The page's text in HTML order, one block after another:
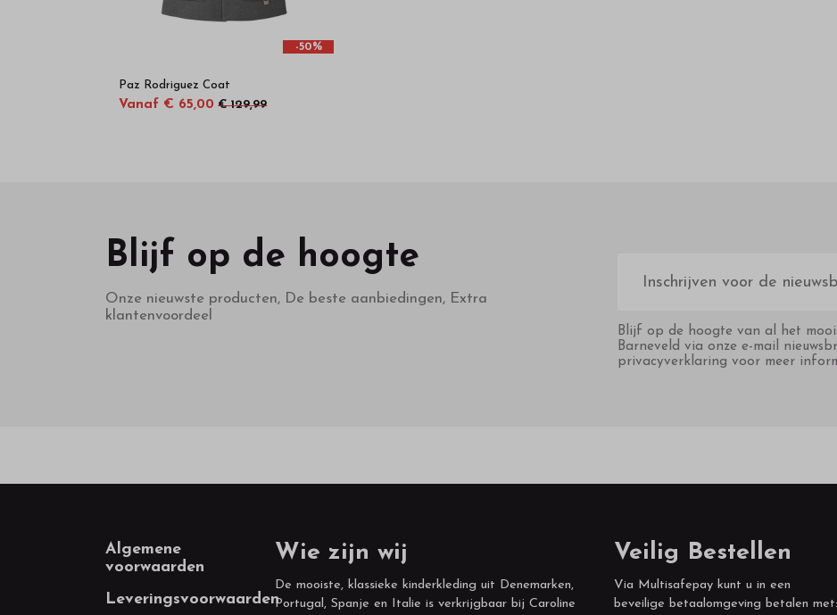
-50%
Paz Rodriguez Coat
Vanaf € 65,00 € 129,99
Blijf op de hoogte
Onze nieuwste producten, De beste aanbiedingen, Extra
klantenvoordeel
mailadres
Blijf op de hoogte van al het
Barneveld via onze e-mail
privacyverklaring voor meer
Footer
Algemene
voorwaarden
Leveringsvoorwaarden
Wie zijn wij
De mooiste, klassieke kinderkleding uit Denemarken,
Portugal, Spanje en Italie is verkrijgbaar bij Caroline
Veilig Bestellen
Via Multisafepay kunt u in een
beveilige betaalomgeving betalen met: